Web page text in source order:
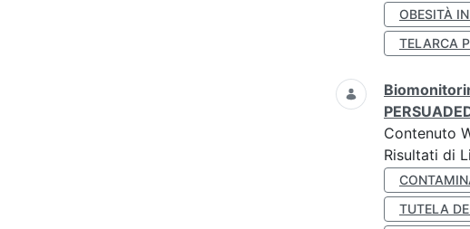
OBESITÀ
TELARCA
Contenuto
Risultati di
TUTELA